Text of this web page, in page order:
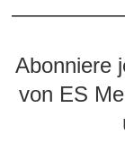
Abonniere
von ES